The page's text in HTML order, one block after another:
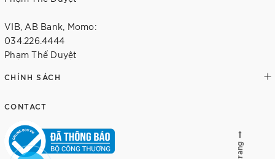
VIB, AB Bank, Momo:
034.226.4444
Phạm Thế Duyệt
CHÍNH SÁCH
CONTACT